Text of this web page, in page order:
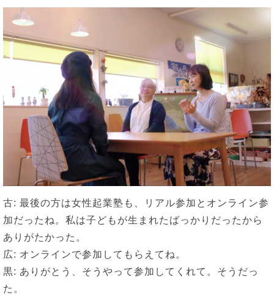
古: 最後の方は女性起業塾も、リアル参加とオンライン参
加だったね。私は子どもが生まれたばっかりだったから
ありがたかった。
広: オンラインで参加してもらえてね。
黒: ありがとう、そうやって参加してくれて。そうだっ
た。